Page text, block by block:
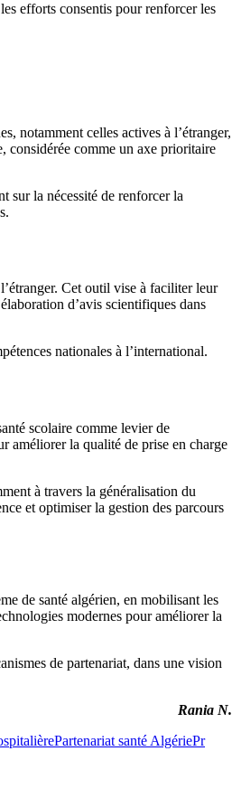
efforts consentis pour renforcer les
notamment celles actives à l’étranger,
considérée comme un axe prioritaire
sur la nécessité de renforcer la
Cet outil vise à faciliter leur
d’avis scientifiques dans
nationales à l’international.
scolaire comme levier de
améliorer la qualité de prise en charge
à travers la généralisation du
et optimiser la gestion des parcours
de santé algérien, en mobilisant les
modernes pour améliorer la
de partenariat, dans une vision
Rania N.
Partenariat santé AlgériePr